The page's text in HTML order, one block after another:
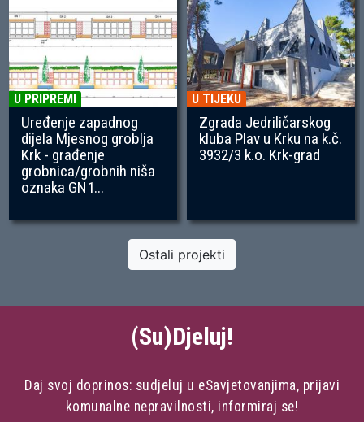
U PRIPREMI
Uređenje zapadnog
dijela Mjesnog groblja
Krk - građenje
grobnica/grobnih niša
oznaka GN1...
U TIJEKU
Zgrada Jedriličarskog
kluba Plav u Krku na k.č.
3932/3 k.o. Krk-grad
Ostali projekti
(Su)Djeluj!
Daj svoj doprinos: sudjeluj u eSavjetovanjima, prijavi
komunalne nepravilnosti, informiraj se!